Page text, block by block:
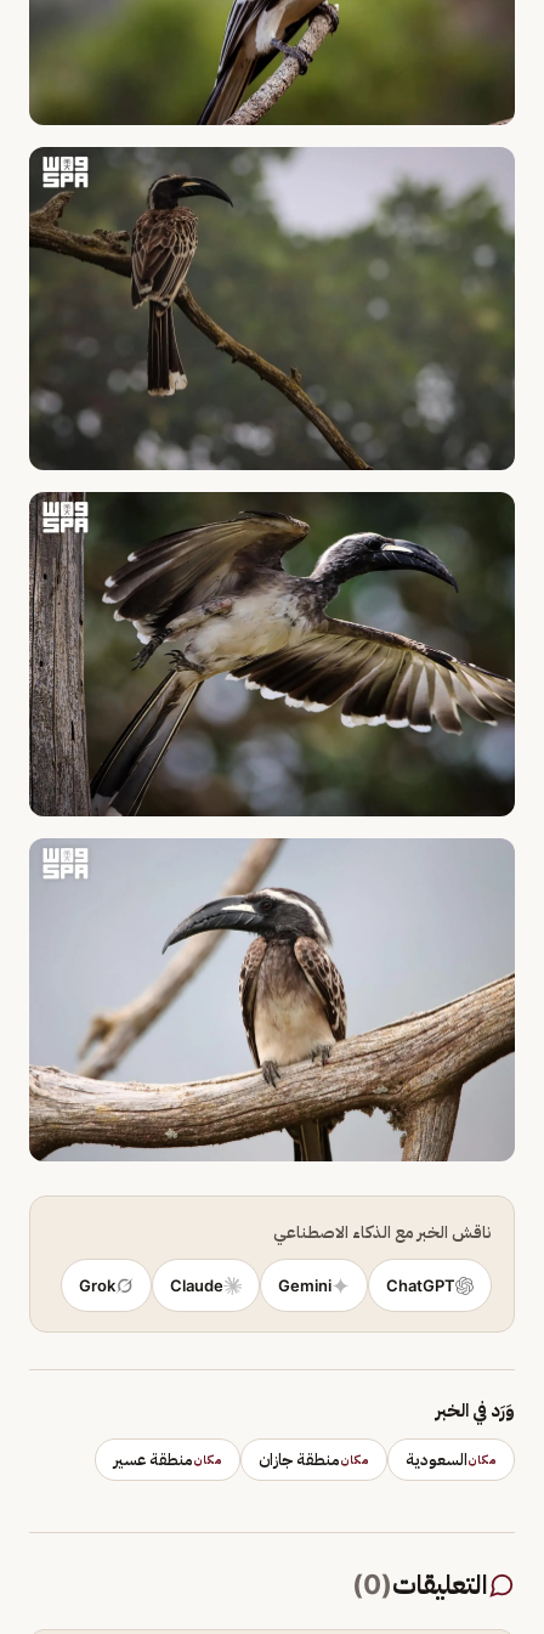
ناقش الخبر مع الذكاء الاصطناعي
ChatGPT
Gemini
Claude
Grok
وَرَد في الخبر
مكانالسعودية مكانمنطقة جازان مكانمنطقة عسير
التعليقات(
0
)